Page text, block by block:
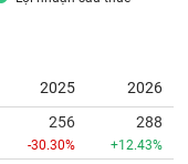
2025
2026
256
-30.30%
288
+12.43%